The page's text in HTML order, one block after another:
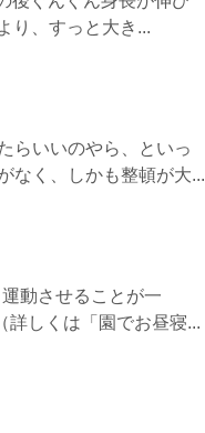
り、すっと大き...
らいいのやら、といっ
なく、しかも整頓が大...
動させることが一
詳しくは「園でお昼寝...